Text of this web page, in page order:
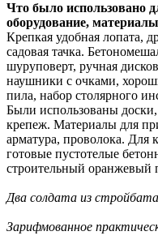
Что было использовано
оборудование,
Крепкая удобная лопата,
садовая тачка.
шуруповерт, ручная
наушники с очками,
пила, набор столярного
Были использованы
крепеж. Материалы для
арматура, проволока. Для
готовые пустотелые
строительный оранжевый
Два солдата из
Зарифмованное